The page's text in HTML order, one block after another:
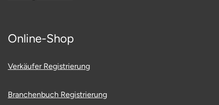
Online-Shop
Verkäufer Registrierung
Branchenbuch Registrierung
Rendsburg Eckernförde